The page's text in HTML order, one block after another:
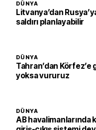
DÜNYA
Litvanya’dan
saldırı planlayabilir
DÜNYA
Tahran’dan Körfez’e
yoksa vururuz
DÜNYA
AB havalimanlarında